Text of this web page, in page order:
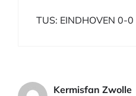
TUS: EINDHOVEN 0-
Kermisfan Zwolle